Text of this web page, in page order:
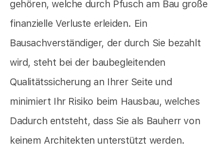
gehören, welche durch Pfusch am Bau große
finanzielle Verluste erleiden. Ein
Bausachverständiger, der durch Sie bezahlt
wird, steht bei der baubegleitenden
Qualitätssicherung an Ihrer Seite und
minimiert Ihr Risiko beim Hausbau, welches
Dadurch entsteht, dass Sie als Bauherr von
keinem Architekten unterstützt werden.